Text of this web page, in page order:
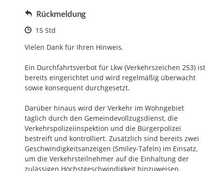
Rückmeldung
Zeitpunkt des Erstellens
15 Std
Vielen Dank für Ihren Hinweis.
Ein Durchfahrtsverbot für Lkw (Verkehrszeichen 253) ist
bereits eingerichtet und wird regelmäßig überwacht
sowie konsequent durchgesetzt.
Darüber hinaus wird der Verkehr im Wohngebiet
täglich durch den Gemeindevollzugsdienst, die
Verkehrspolizeiinspektion und die Bürgerpolizei
bestreift und kontrolliert. Zusätzlich sind bereits zwei
Geschwindigkeitsanzeigen (Smiley-Tafeln) im Einsatz,
um die Verkehrsteilnehmer auf die Einhaltung der
zulässigen Höchstgeschwindigkeit hinzuweisen.